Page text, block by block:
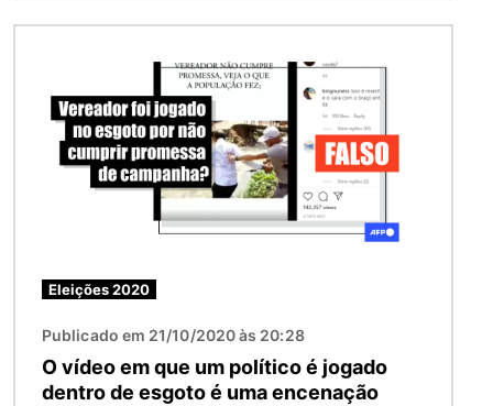
Eleições 2020
Publicado em 21/10/2020 às 20:28
O vídeo em que um político é jogado
dentro de esgoto é uma encenação